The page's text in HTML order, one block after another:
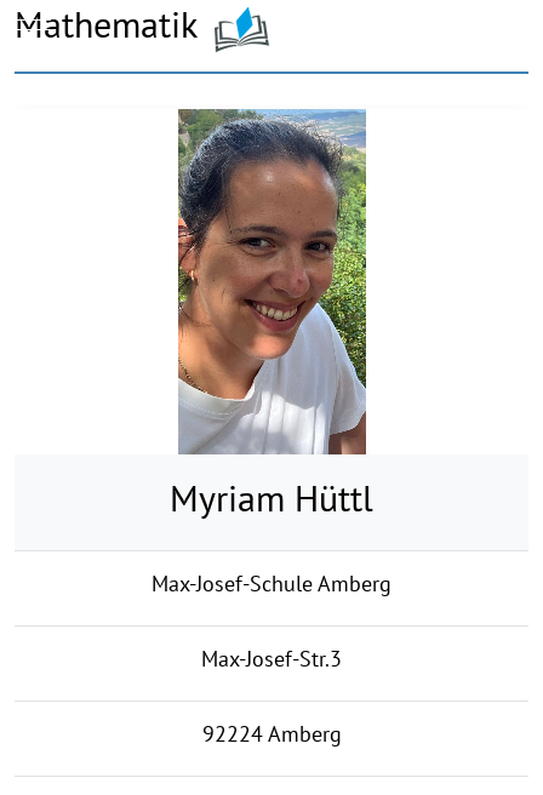
Mobile Menu Toggle
Mathematik
Myriam Hüttl
Max-Josef-Schule Amberg
Max-Josef-Str.3
92224 Amberg